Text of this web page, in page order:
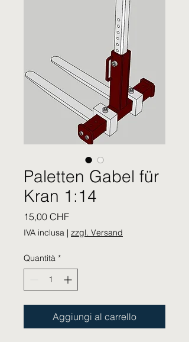
Paletten Gabel für
Kran 1:14
15,00 CHFPrezzo
IVA inclusa | zzgl. Versand
Quantità *
Aggiungi al carrello